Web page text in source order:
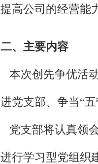
提高公司的经营能
二、主要内容
本次创先争优活
进党支部、争当“
党支部将认真领
进行学习型党组织